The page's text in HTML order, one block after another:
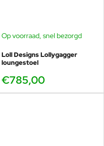
Op voorraad, snel bezorgd
Loll Designs Lollygagger
loungestoel
€785,00